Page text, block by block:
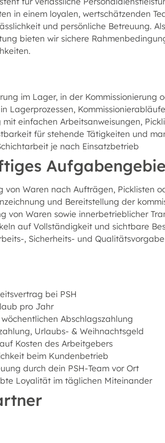
in einem loyalen, wertschätzenden
und persönliche Betreuung.
bieten wir sichere
im Lager, in der Kommissionierung
Lagerprozessen,
mit einfachen Arbeitsanweisungen,
für stehende Tätigkeiten und
je nach Einsatzbetrieb
von Waren nach Aufträgen, Picklisten
und Bereitstellung der
von Waren sowie innerbetrieblicher
auf Vollständigkeit und sichtbare
, Sicherheits- und
bei PSH
pro Jahr
Abschlagszahlung
Urlaubs- & Weihnachtsgeld
Kosten des Arbeitgebers
beim Kundenbetrieb
durch dein PSH-Team vor Ort
Loyalität im täglichen Miteinander